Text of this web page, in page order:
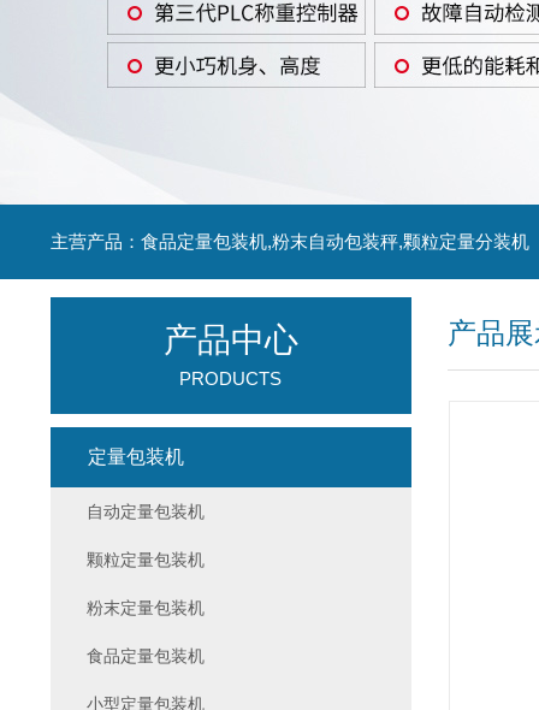
主营产品：食品定量包装机,粉末自动包装秤,颗粒定量分装机
产品
产品中心
PRODUCTS
定量包装机
自动定量包装机
颗粒定量包装机
粉末定量包装机
食品定量包装机
小型定量包装机